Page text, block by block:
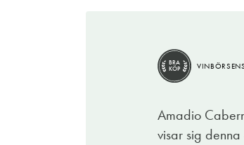
BRA
KÖP
Amadio
visar sig
Amadio är beläget i
på ek under en tid innan